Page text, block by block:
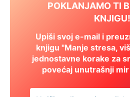
POKLANJAMO TI
KNJIGU!
Upiši svoj e-mail i
knjigu "Manje stresa,
jednostavne korake za
povećaj unutrašnji